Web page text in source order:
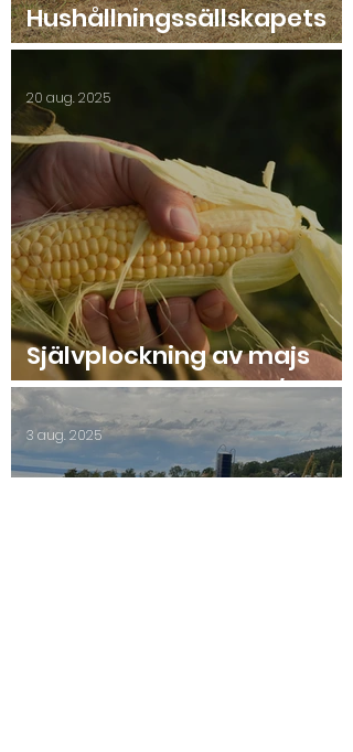
Hushållningssällskapets
Sommarmöte 2025
Självplockning av majs
2025 start lördag 23/8.
20 aug. 2025
3 aug. 2025